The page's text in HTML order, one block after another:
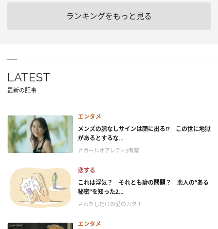
ランキングをもっと見る
LATEST
最新の記事
エンタメ
メンズの脈なしサインは顔に出る!? この世に地獄
があるとするな...
＃ガールオアレディ3考察
恋する
これは浮気？ それとも癖の問題？ 恋人の“ある
秘密”を知った2...
＃わたしだけの愛のカタチ
エンタメ